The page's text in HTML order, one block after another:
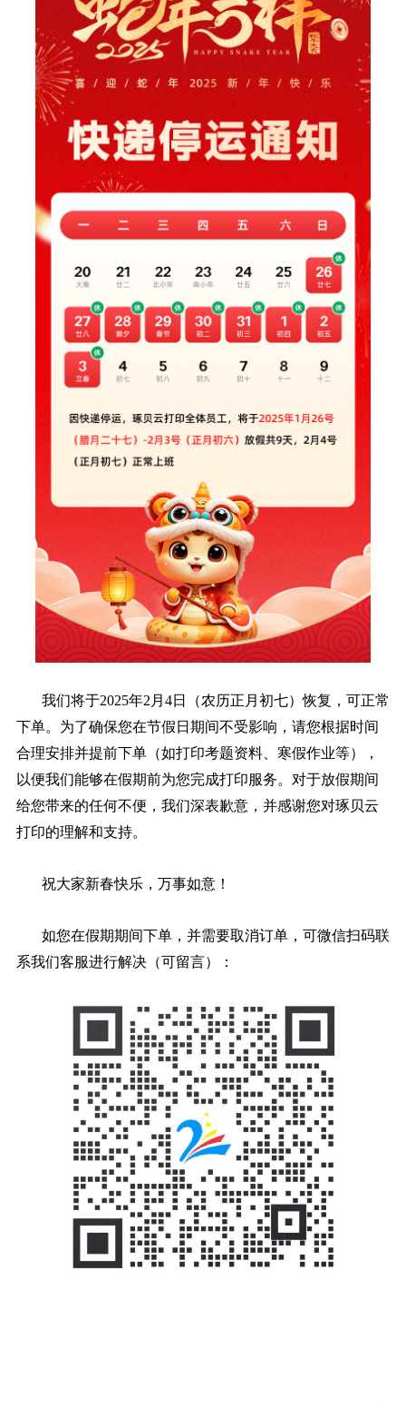
我们将于2025年2月4日（农历正月初七）恢复，可正常
下单。为了确保您在节假日期间不受影响，请您根据时间
合理安排并提前下单（如打印考题资料、寒假作业等），
以便我们能够在假期前为您完成打印服务。对于放假期间
给您带来的任何不便，我们深表歉意，并感谢您对琢贝云
打印的理解和支持。
祝大家新春快乐，万事如意！
如您在假期期间下单，并需要取消订单，可微信扫码联
系我们客服进行解决（可留言）：